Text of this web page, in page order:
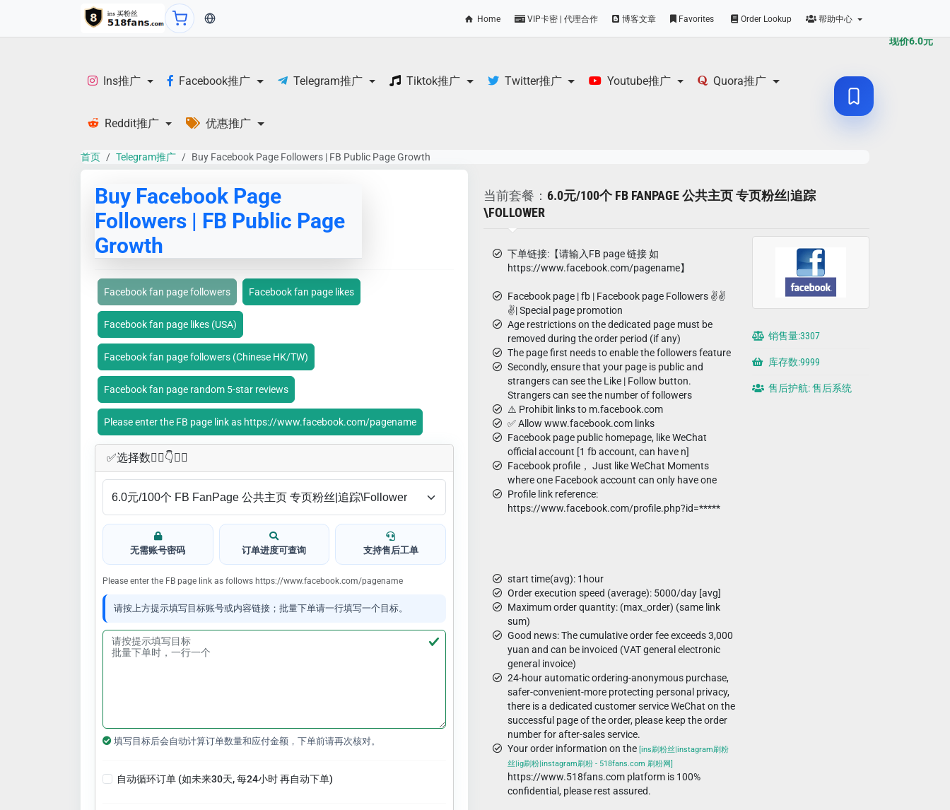
当前语言：English Home VIP卡密 | 代理合作 博客文章 Favorites Order Lookup 帮助中心
Ins推广 Facebook推广 Telegram推广 Tiktok推广 Twitter推广 Youtube推广 Quora推广
Reddit推广 优惠推广
首页 Telegram推广 Buy Facebook Page Followers | FB Public Page Growth
Buy Facebook Page
Followers | FB Public Page
Growth
Facebook fan page followers Facebook fan page likes
Facebook fan page likes (USA)
Facebook fan page followers (Chinese HK/TW)
Facebook fan page random 5-star reviews
Please enter the FB page link as https://www.facebook.com/pagename
✅​选择数👇🏻​​👇👇🏻​​
无需账号密码 订单进度可查询 支持售后工单
Please enter the FB page link as follows https://www.facebook.com/pagename
请按上方提示填写目标账号或内容链接；批量下单请一行填写一个目标。
填写目标后会自动计算订单数量和应付金额，下单前请再次核对。
自动循环订单 (如未来30天, 每24小时 再自动下单)
现价6.0元
当前套餐： 6.0元/100个 FB FANPAGE 公共主页 专页粉丝|追踪
\FOLLOWER
下单链接:【请输入FB page 链接 如
https://www.facebook.com/pagename】
Facebook page | fb | Facebook page Followers ✌️✌️
✌️| Special page promotion
Age restrictions on the dedicated page must be
removed during the order period (if any)
The page first needs to enable the followers feature
Secondly, ensure that your page is public and
strangers can see the Like | Follow button.
Strangers can see the number of followers
⚠️ Prohibit links to m.facebook.com
✅ Allow www.facebook.com links
Facebook page public homepage, like WeChat
official account [1 fb account, can have n]
Facebook profile， Just like WeChat Moments
where one Facebook account can only have one
Profile link reference:
https://www.facebook.com/profile.php?id=*****
start time(avg): 1hour
Order execution speed (average): 5000/day [avg]
Maximum order quantity: (max_order) (same link
sum)
Good news: The cumulative order fee exceeds 3,000
yuan and can be invoiced (VAT general electronic
general invoice)
24-hour automatic ordering-anonymous purchase,
safer-convenient-more protecting personal privacy,
there is a dedicated customer service WeChat on the
successful page of the order, please keep the order
number for after-sales service.
Your order information on the [ins刷粉丝|instagram刷粉
丝|ig刷粉|instagram刷粉 - 518fans.com 刷粉网]
https://www.518fans.com platform is 100%
confidential, please rest assured.
销售量:3307
库存数:9999
售后护航: 售后系统